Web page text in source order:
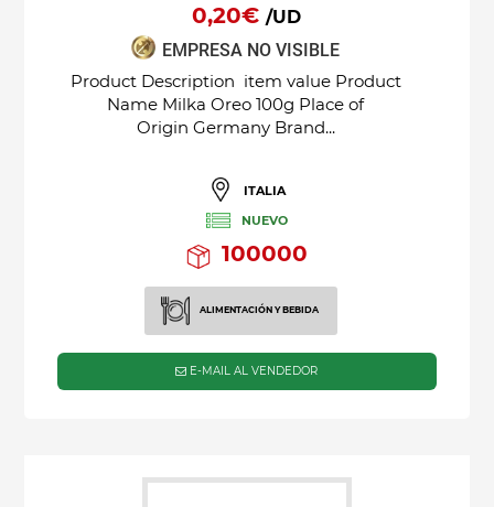
0,20€/UD
EMPRESA NO VISIBLE
Product Description item value Product
Name Milka Oreo 100g Place of
Origin Germany Brand...
ITALIA
NUEVO
100000
ALIMENTACIÓN Y BEBIDA
E-MAIL AL VENDEDOR